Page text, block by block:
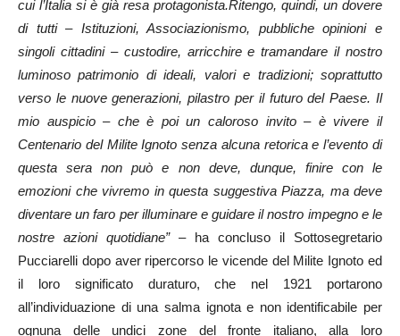
cui l’Italia si è già resa protagonista.Ritengo, quindi, un dovere
di tutti – Istituzioni, Associazionismo, pubbliche opinioni e
singoli cittadini – custodire, arricchire e tramandare il nostro
luminoso patrimonio di ideali, valori e tradizioni; soprattutto
verso le nuove generazioni, pilastro per il futuro del Paese. Il
mio auspicio – che è poi un caloroso invito – è vivere il
Centenario del Milite Ignoto senza alcuna retorica e l’evento di
questa sera non può e non deve, dunque, finire con le
emozioni che vivremo in questa suggestiva Piazza, ma deve
diventare un faro per illuminare e guidare il nostro impegno e le
nostre azioni quotidiane”– ha concluso il Sottosegretario
Pucciarelli dopo aver ripercorso le vicende del Milite Ignoto ed
il loro significato duraturo, che nel 1921 portarono
all’individuazione di una salma ignota e non identificabile per
ognuna delle undici zone del fronte italiano, alla loro